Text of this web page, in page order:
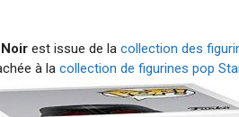
est issue de la collection des
à la collection de figurines pop